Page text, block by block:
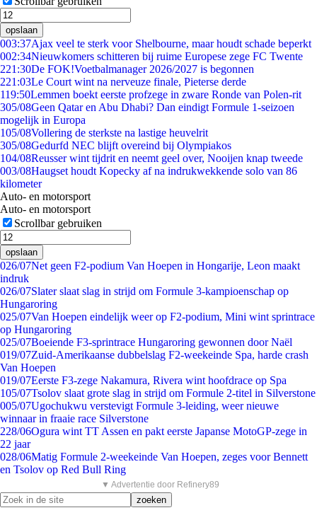
opslaan
003:37Ajax veel te sterk voor Shelbourne, maar houdt schade beperkt
002:34Nieuwkomers schitteren bij ruime Europese zege FC Twente
221:30De FOK!Voetbalmanager 2026/2027 is begonnen
221:03Le Court wint na nerveuze finale, Pieterse derde
119:50Lemmen boekt eerste profzege in zware Ronde van Polen-rit
305/08Geen Qatar en Abu Dhabi? Dan eindigt Formule 1-seizoen
mogelijk in Europa
105/08Vollering de sterkste na lastige heuvelrit
305/08Gedurfd NEC blijft overeind bij Olympiakos
104/08Reusser wint tijdrit en neemt geel over, Nooijen knap tweede
003/08Haugset houdt Kopecky af na indrukwekkende solo van 86
kilometer
Auto- en motorsport
Auto- en motorsport
Scrollbar gebruiken
opslaan
026/07Net geen F2-podium Van Hoepen in Hongarije, Leon maakt
indruk
026/07Slater slaat slag in strijd om Formule 3-kampioenschap op
Hungaroring
025/07Van Hoepen eindelijk weer op F2-podium, Mini wint sprintrace
op Hungaroring
025/07Boeiende F3-sprintrace Hungaroring gewonnen door Naël
019/07Zuid-Amerikaanse dubbelslag F2-weekeinde Spa, harde crash
Van Hoepen
019/07Eerste F3-zege Nakamura, Rivera wint hoofdrace op Spa
105/07Tsolov slaat grote slag in strijd om Formule 2-titel in Silverstone
005/07Ugochukwu verstevigt Formule 3-leiding, weer nieuwe
winnaar in fraaie race Silverstone
228/06Ogura wint TT Assen en pakt eerste Japanse MotoGP-zege in
22 jaar
028/06Matig Formule 2-weekeinde Van Hoepen, zeges voor Bennett
en Tsolov op Red Bull Ring
▼ Advertentie door Refinery89